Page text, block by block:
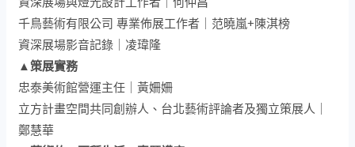
千鳥藝術有限公司 專業佈展工作者｜范曉嵐+陳淇榜
資深展場影音記錄｜凌瑋隆
▲策展實務
忠泰美術館營運主任｜黃姍姍
立方計畫空間共同創辦人、台北藝術評論者及獨立策展人｜
鄭慧華